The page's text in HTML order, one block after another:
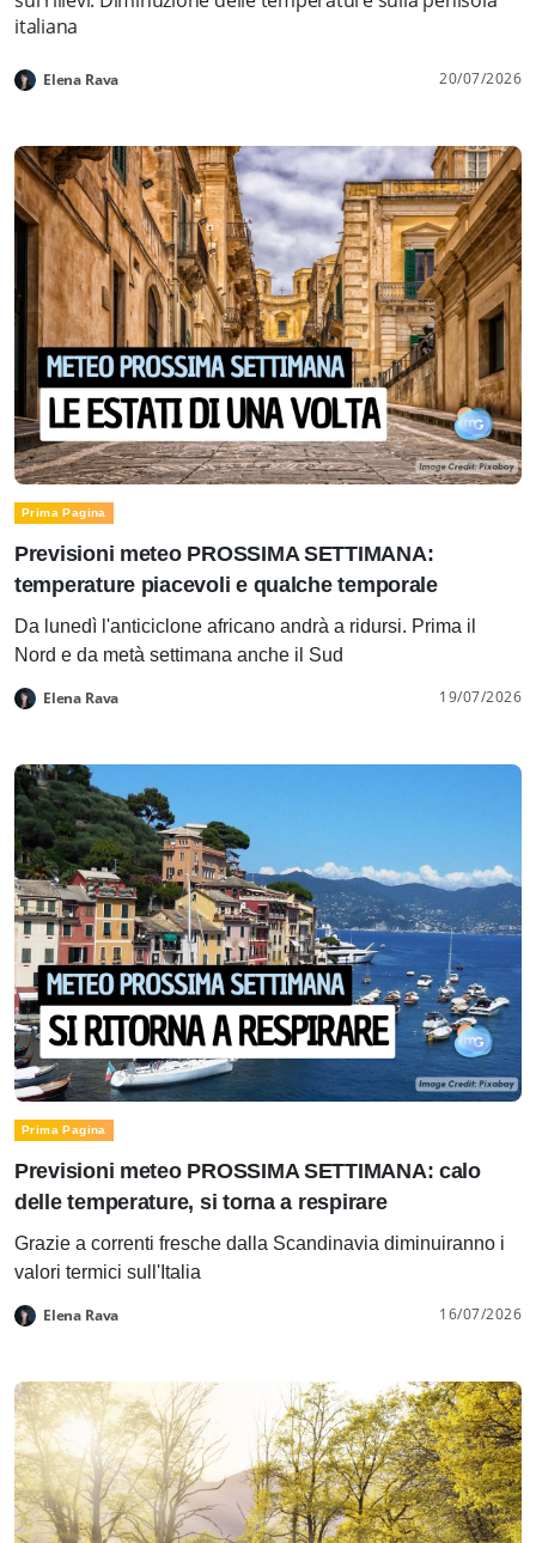
italiana
Elena Rava 20/07/2026
Prima Pagina
Previsioni meteo PROSSIMA SETTIMANA:
temperature piacevoli e qualche temporale
Da lunedì l'anticiclone africano andrà a ridursi. Prima il
Nord e da metà settimana anche il Sud
Elena Rava 19/07/2026
Prima Pagina
Previsioni meteo PROSSIMA SETTIMANA: calo
delle temperature, si torna a respirare
Grazie a correnti fresche dalla Scandinavia diminuiranno i
valori termici sull'Italia
Elena Rava 16/07/2026